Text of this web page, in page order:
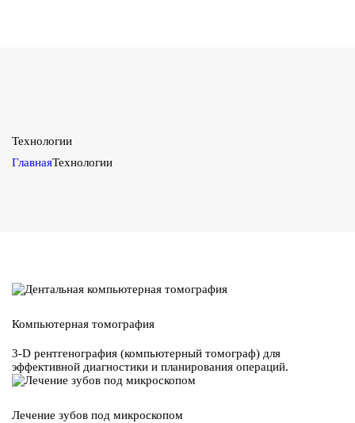
Технологии
ГлавнаяТехнологии
Компьютерная томография
3-D рентгенография (компьютерный томограф) для
эффективной диагностики и планирования операций.
Лечение зубов под микроскопом